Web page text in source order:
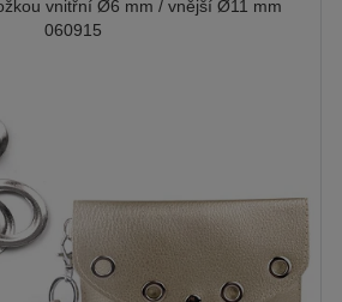
vnitřní Ø6 mm / vnější Ø11 mm
060915